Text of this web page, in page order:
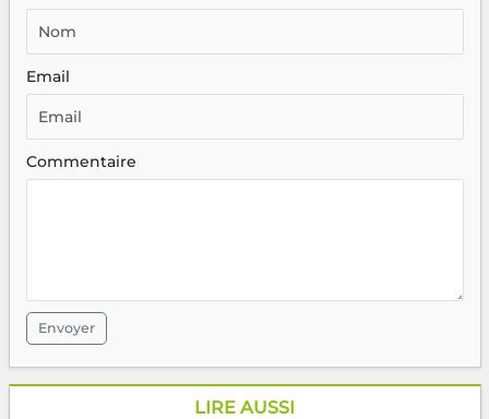
Email
Commentaire
Envoyer
LIRE AUSSI